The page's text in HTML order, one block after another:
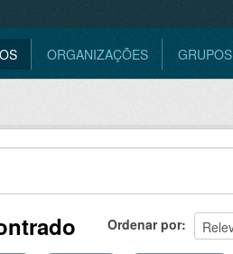
ORGANIZAÇÕES GRUPOS
Ordenar por